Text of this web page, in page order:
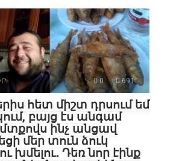
0 691
հետ միշտ դրսում եմ
բայց էս անգամ
ինչ անցավ
մեր տուն ձուկ
խմելու․ Դեռ նոր էինք